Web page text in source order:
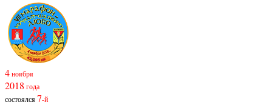
4ноября
2018 года
состоялся7-й